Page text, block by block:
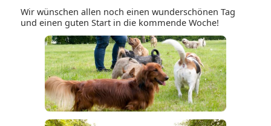
Wir wünschen allen noch einen wunderschönen Tag
und einen guten Start in die kommende Woche!